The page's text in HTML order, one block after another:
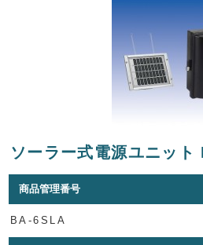
ソーラー式電源ユニッ
商品管理番号
BA-6SLA